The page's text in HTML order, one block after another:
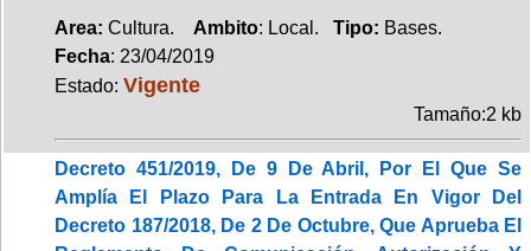
Area: Cultura. Ambito: Local. Tipo: Bases.
Fecha: 23/04/2019
Estado: Vigente
Tamaño:2 kb
Decreto 451/2019, De 9 De Abril, Por El Que Se
Amplía El Plazo Para La Entrada En Vigor Del
Decreto 187/2018, De 2 De Octubre, Que Aprueba El